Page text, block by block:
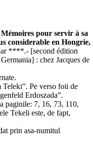
pour servir à sa
considerable en Hongrie,
****.- [second édition
: chez Jacques de
Pe verso foii de
Erdoszada”.
paginile: 7, 16, 73, 110,
Tekeli este, de fapt,
prin asa-numitul